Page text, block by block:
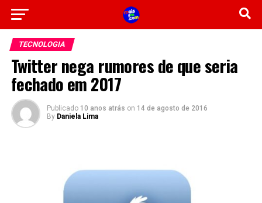
TECNOLOGIA
Twitter nega rumores de que seria
fechado em 2017
Publicado 10 anos atrás on 14 de agosto de 2016
By Daniela Lima